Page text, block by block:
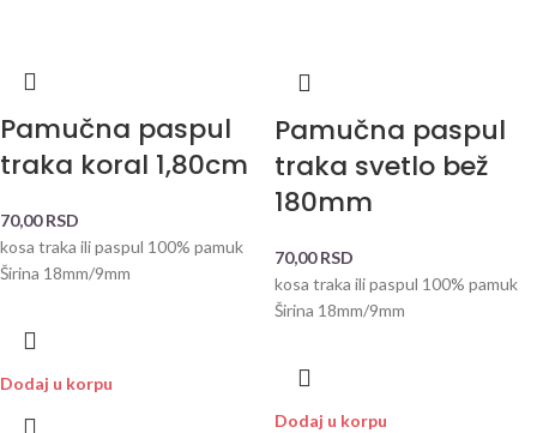
Pamučna paspul
traka koral 1,80cm
70,00RSD
kosa traka ili paspul 100% pamuk
Širina 18mm/9mm
Dodaj u korpu
Pamučna paspul
traka svetlo bež
180mm
70,00RSD
kosa traka ili paspul 100% pamuk
Širina 18mm/9mm
Dodaj u korpu